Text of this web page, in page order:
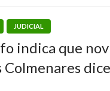
JUDICIAL
indica que
Colmenares